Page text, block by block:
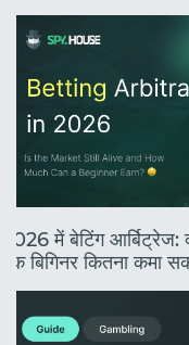
2026 में बेटिंग आर्बिट्रेज:
एक बिगिनर कितना कमा